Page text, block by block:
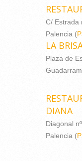
C/ Estrada
Palencia (
LA
Plaza de
DIANA
Diagonal
Palencia (